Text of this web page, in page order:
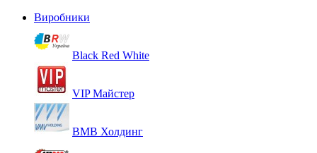
Виробники
Black Red White
VIP Майстер
ВМВ Холдинг